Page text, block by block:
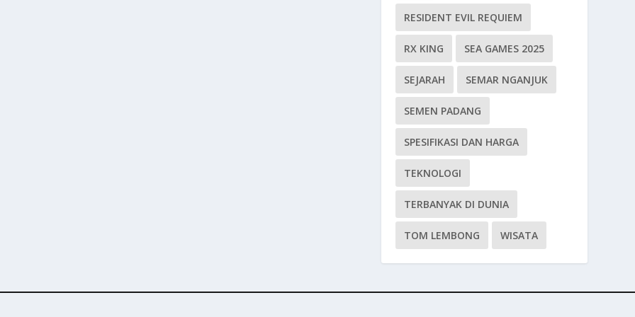
RESIDENT EVIL REQUIEM
RX KING SEA GAMES 2025
SEJARAH SEMAR NGANJUK
SEMEN PADANG
SPESIFIKASI DAN HARGA
TEKNOLOGI
TERBANYAK DI DUNIA
TOM LEMBONG WISATA